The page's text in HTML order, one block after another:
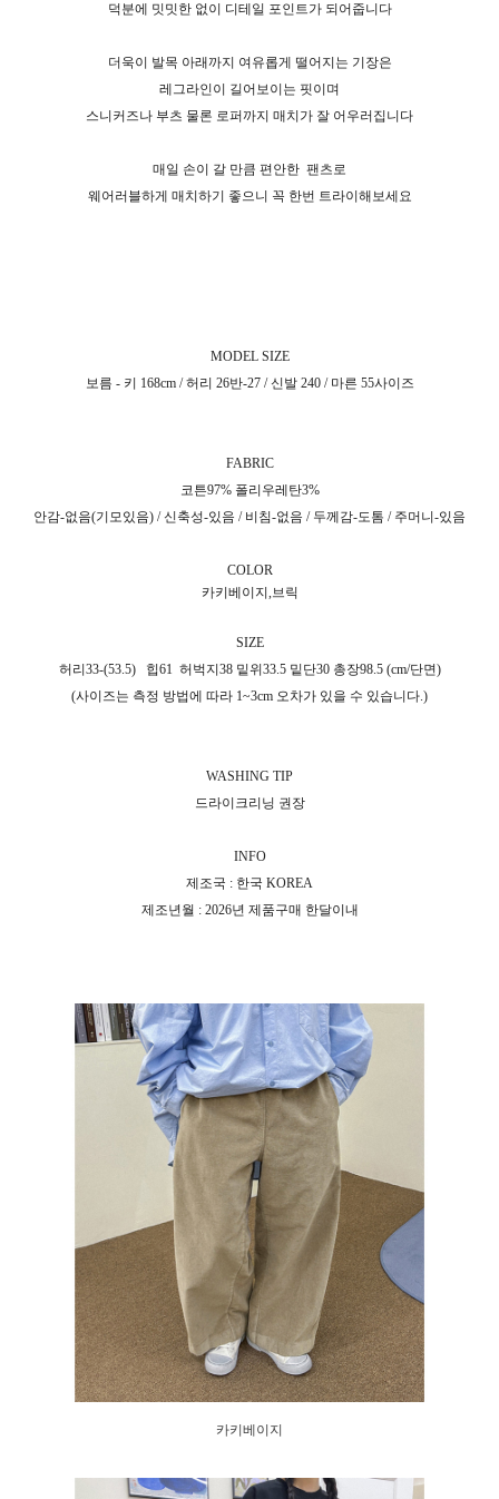
덕분에 밋밋한 없이 디테일 포인트가 되어줍니다
더욱이 발목 아래까지 여유롭게 떨어지는 기장은
레그라인이 길어보이는 핏이며
스니커즈나 부츠 물론 로퍼까지 매치가 잘 어우러집니다
매일 손이 갈 만큼 편안한 팬츠로
웨어러블하게 매치하기 좋으니 꼭 한번 트라이해보세요
MODEL SIZE
보름 - 키 168cm / 허리 26반-27 / 신발 240 / 마른 55사이즈
FABRIC
코튼97% 폴리우레탄3%
안감-없음(기모있음) / 신축성-있음 / 비침-없음 / 두께감-도톰 / 주머니-있음
COLOR
카키베이지,브릭
SIZE
허리33-(53.5)
힙61 허벅지38 밑위33.5 밑단30 총장98.5 (cm/단면)
(사이즈는 측정 방법에 따라 1~3cm 오차가 있을 수 있습니다.)
WASHING TIP
드라이크리닝 권장
INFO
제조국 : 한국 KOREA
제조년월 : 2026년 제품구매 한달이내
카키베이지